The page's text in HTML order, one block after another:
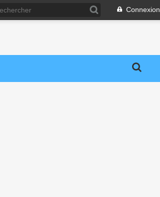
Connexion